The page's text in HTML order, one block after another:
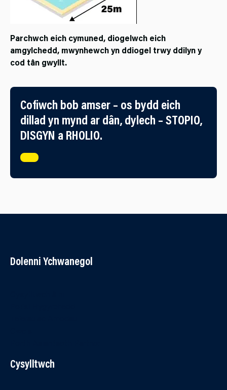
Parchwch eich cymuned, diogelwch eich
amgylchedd, mwynhewch yn ddiogel trwy ddilyn y
cod tân gwyllt.
Cofiwch bob amser – os bydd eich
dillad yn mynd ar dân, dylech – STOPIO,
DISGYN a RHOLIO.
Dolenni Ychwanegol
Cysylltwch